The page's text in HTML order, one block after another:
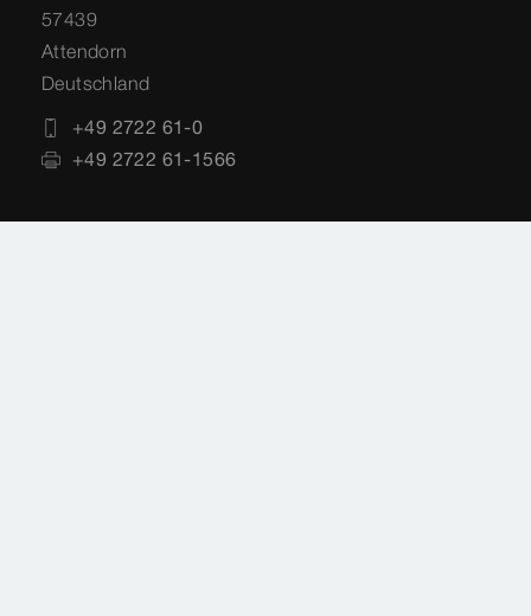
57439
Attendorn
Deutschland
+49 2722 61-0
+49 2722 61-1566